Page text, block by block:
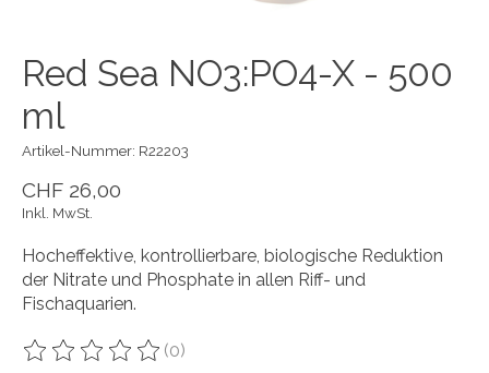
Red Sea NO3:PO4-X - 500
ml
Artikel-Nummer: R22203
CHF 26,00
Inkl. MwSt.
Hocheffektive, kontrollierbare, biologische Reduktion
der Nitrate und Phosphate in allen Riff- und
Fischaquarien.
Die Bewertung dieses Produkts ist
(0)